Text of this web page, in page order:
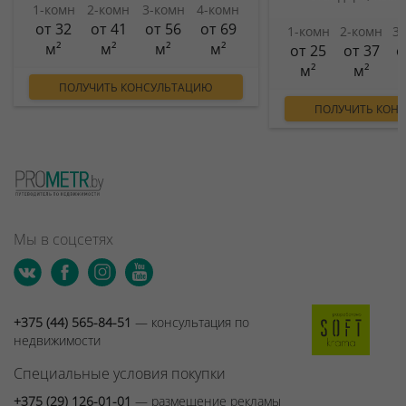
1-комн
от 32
м²
2-комн
от 41
м²
3-комн
от 56
м²
4-комн
от 69
м²
ПОЛУЧИТЬ КОНСУЛЬТАЦИЮ
1-комн
от 25
м²
2-комн
от 37
м²
ПОЛУЧИТЬ
Мы в соцсетях
+375 (44) 565-84-51 — консультация по
недвижимости
Специальные условия покупки
+375 (29) 126-01-01 — размещение рекламы